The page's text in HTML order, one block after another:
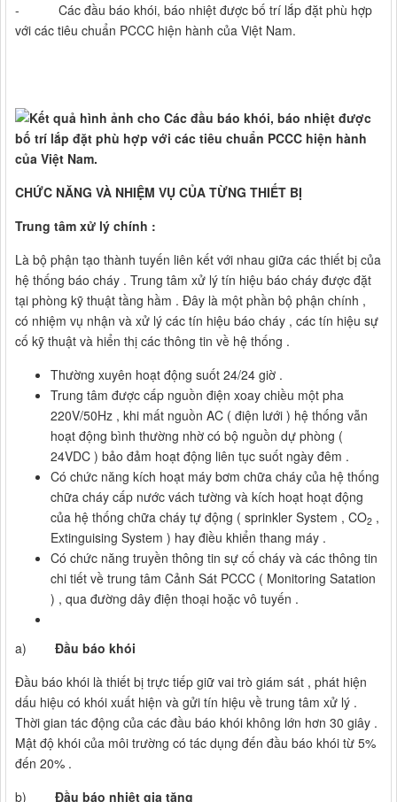
- Các đầu báo khói, báo nhiệt được bố trí lắp đặt phù hợp
với các tiêu chuẩn PCCC hiện hành của Việt Nam.
CHỨC NĂNG VÀ NHIỆM VỤ CỦA TỪNG THIẾT BỊ
Trung tâm xử lý chính :
Là bộ phận tạo thành tuyến liên kết với nhau giữa các thiết bị của
hệ thống báo cháy . Trung tâm xử lý tín hiệu báo cháy được đặt
tại phòng kỹ thuật tầng hầm . Đây là một phần bộ phận chính ,
có nhiệm vụ nhận và xử lý các tín hiệu báo cháy , các tín hiệu sự
cố kỹ thuật và hiển thị các thông tin về hệ thống .
Thường xuyên hoạt động suốt 24/24 giờ .
Trung tâm được cấp nguồn điện xoay chiều một pha
220V/50Hz , khi mất nguồn AC ( điện lưới ) hệ thống vẫn
hoạt động bình thường nhờ có bộ nguồn dự phòng (
24VDC ) bảo đảm hoạt động liên tục suốt ngày đêm .
Có chức năng kích hoạt máy bơm chữa cháy của hệ thống
chữa cháy cấp nước vách tường và kích hoạt hoạt động
của hệ thống chữa cháy tự động ( sprinkler System , CO2 ,
Extinguising System ) hay điều khiển thang máy .
Có chức năng truyền thông tin sự cố cháy và các thông tin
chi tiết về trung tâm Cảnh Sát PCCC ( Monitoring Satation
) , qua đường dây điện thoại hoặc vô tuyến .
a) Đầu báo khói
Đầu báo khói là thiết bị trực tiếp giữ vai trò giám sát , phát hiện
dấu hiệu có khói xuất hiện và gửi tín hiệu về trung tâm xử lý .
Thời gian tác động của các đầu báo khói không lớn hơn 30 giây .
Mật độ khói của môi trường có tác dụng đến đầu báo khói từ 5%
đến 20% .
b) Đầu báo nhiệt gia tăng